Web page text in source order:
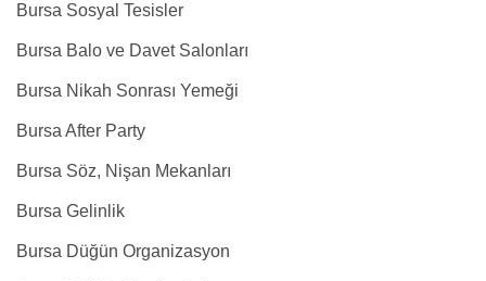
Bursa Sosyal Tesisler
Bursa Balo ve Davet Salonları
Bursa Nikah Sonrası Yemeği
Bursa After Party
Bursa Söz, Nişan Mekanları
Bursa Gelinlik
Bursa Düğün Organizasyon